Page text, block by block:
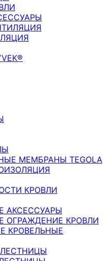
МЕМБРАНЫ TEGOLA
КРОВЛИ
АКСЕССУАРЫ
ОГРАЖДЕНИЕ КРОВЛИ
КРОВЕЛЬНЫЕ